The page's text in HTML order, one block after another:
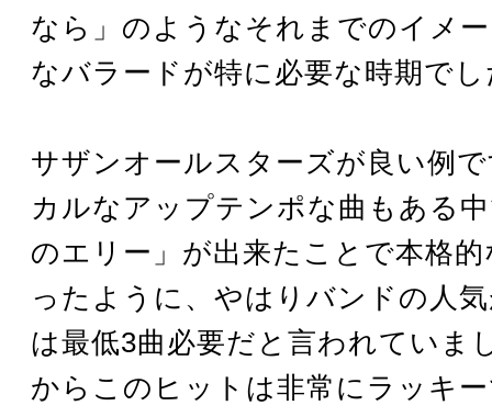
なら」のようなそれまでのイメ
なバラードが特に必要な時期でし
サザンオールスターズが良い例
カルなアップテンポな曲もある
のエリー」が出来たことで本格
ったように、やはりバンドの人
は最低3曲必要だと言われていま
からこのヒットは非常にラッキ